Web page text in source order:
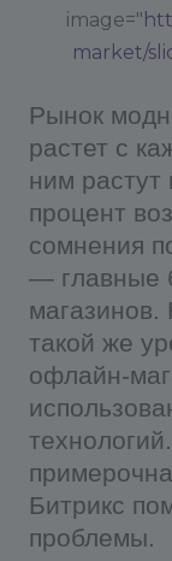
image="
market/
Рынок
растет с
ним
процент
сомнения
— главные
магазинов.
такой же
офлайн-
Битрикс
проблемы.